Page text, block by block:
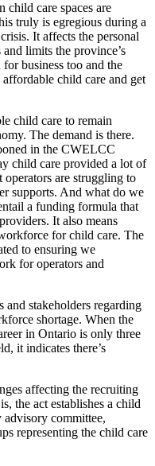
care spaces are
truly is egregious during a
It affects the personal
limits the province’s
business too and the
child care and get
child care to remain
The demand is there.
in the CWELCC
child care provided a lot of
are struggling to
supports. And what do we
a funding formula that
It also means
for child care. The
to ensuring we
for operators and
and stakeholders regarding
shortage. When the
in Ontario is only three
it indicates there’s
affecting the recruiting
the act establishes a child
advisory committee,
representing the child care